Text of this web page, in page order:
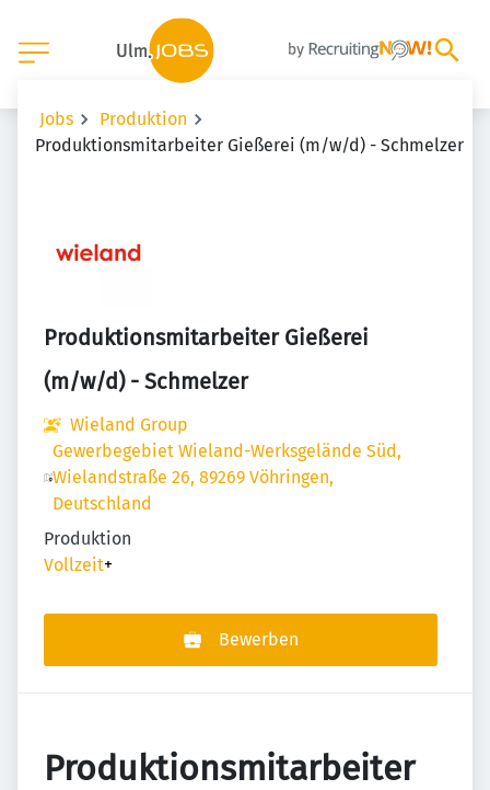
Jobs
Produktion
Produktionsmitarbeiter Gießerei (m/w/d) - Schmelzer
Produktionsmitarbeiter Gießerei
(m/w/d) - Schmelzer
Wieland Group
Gewerbegebiet Wieland-Werksgelände Süd,
Wielandstraße 26, 89269 Vöhringen,
Deutschland
Produktion
Vollzeit+
Bewerben
Produktionsmitarbeiter